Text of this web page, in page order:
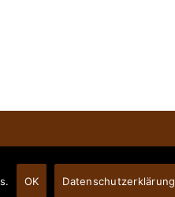
OK Datenschutzerklärung